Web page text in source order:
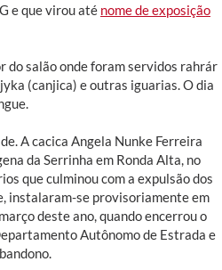
e que virou até nome de exposição
do salão onde foram servidos rahrár
(canjica) e outras iguarias. O dia
A cacica Angela Nunke Ferreira
da Serrinha em Ronda Alta, no
que culminou com a expulsão dos
instalaram-se provisoriamente em
deste ano, quando encerrou o
Autônomo de Estrada e